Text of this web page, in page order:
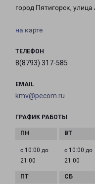
город Пятигорск,
на карте
ТЕЛЕФОН
8(8793) 317-585
EMAIL
kmv@pecom.ru
ГРАФИК РАБОТЫ
с 10:00 до
21:00
с 10:00 до
21:00